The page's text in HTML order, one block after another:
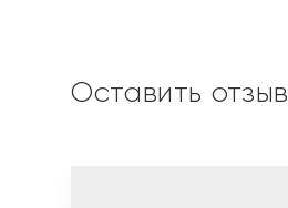
Оставить отзыв